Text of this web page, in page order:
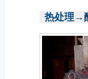
热处理→